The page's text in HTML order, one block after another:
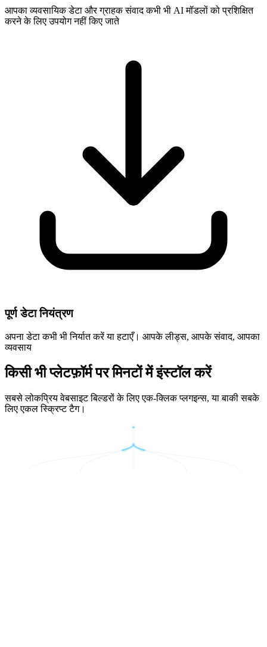
आपका व्यवसायिक डेटा और ग्राहक संवाद कभी भी AI मॉडलों को प्रशिक्षित
करने के लिए उपयोग नहीं किए जाते
पूर्ण डेटा नियंत्रण
अपना डेटा कभी भी निर्यात करें या हटाएँ। आपके लीड्स, आपके संवाद, आपका
व्यवसाय
किसी भी प्लेटफ़ॉर्म पर मिनटों में इंस्टॉल करें
सबसे लोकप्रिय वेबसाइट बिल्डरों के लिए एक-क्लिक प्लगइन्स, या बाकी सबके
लिए एकल स्क्रिप्ट टैग।